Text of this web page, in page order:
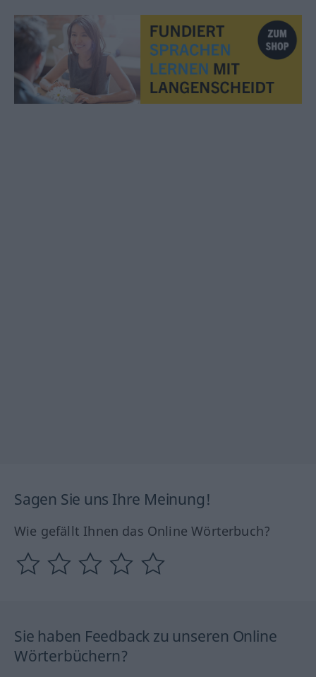
Sagen Sie uns Ihre Meinung!
Wie gefällt Ihnen das Online Wörterbuch?
Sie haben Feedback zu unseren Online
Wörterbüchern?